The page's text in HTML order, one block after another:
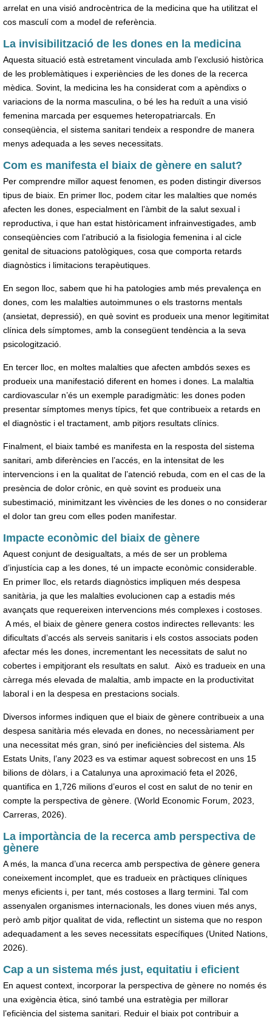
arrelat en una visió androcèntrica de la medicina que ha utilitzat el
cos masculí com a model de referència.
La invisibilització de les dones en la medicina
Aquesta situació està estretament vinculada amb l’exclusió històrica
de les problemàtiques i experiències de les dones de la recerca
mèdica. Sovint, la medicina les ha considerat com a apèndixs o
variacions de la norma masculina, o bé les ha reduït a una visió
femenina marcada per esquemes heteropatriarcals. En
conseqüència, el sistema sanitari tendeix a respondre de manera
menys adequada a les seves necessitats.
Com es manifesta el biaix de gènere en salut?
Per comprendre millor aquest fenomen, es poden distingir diversos
tipus de biaix. En primer lloc, podem citar les malalties que només
afecten les dones, especialment en l’àmbit de la salut sexual i
reproductiva, i que han estat històricament infrainvestigades, amb
conseqüències com l’atribució a la fisiologia femenina i al cicle
genital de situacions patològiques, cosa que comporta retards
diagnòstics i limitacions terapèutiques.
En segon lloc, sabem que hi ha patologies amb més prevalença en
dones, com les malalties autoimmunes o els trastorns mentals
(ansietat, depressió), en què sovint es produeix una menor legitimitat
clínica dels símptomes, amb la consegüent tendència a la seva
psicologització.
En tercer lloc, en moltes malalties que afecten ambdós sexes es
produeix una manifestació diferent en homes i dones. La malaltia
cardiovascular n’és un exemple paradigmàtic: les dones poden
presentar símptomes menys típics, fet que contribueix a retards en
el diagnòstic i el tractament, amb pitjors resultats clínics.
Finalment, el biaix també es manifesta en la resposta del sistema
sanitari, amb diferències en l’accés, en la intensitat de les
intervencions i en la qualitat de l’atenció rebuda, com en el cas de la
presència de dolor crònic, en què sovint es produeix una
subestimació, minimitzant les vivències de les dones o no considerar
el dolor tan greu com elles poden manifestar.
Impacte econòmic del biaix de gènere
Aquest conjunt de desigualtats, a més de ser un problema
d’injustícia cap a les dones, té un impacte econòmic considerable.
En primer lloc, els retards diagnòstics impliquen més despesa
sanitària, ja que les malalties evolucionen cap a estadis més
avançats que requereixen intervencions més complexes i costoses.
A més, el biaix de gènere genera costos indirectes rellevants: les
dificultats d’accés als serveis sanitaris i els costos associats poden
afectar més les dones, incrementant les necessitats de salut no
cobertes i empitjorant els resultats en salut. Això es tradueix en una
càrrega més elevada de malaltia, amb impacte en la productivitat
laboral i en la despesa en prestacions socials.
Diversos informes indiquen que el biaix de gènere contribueix a una
despesa sanitària més elevada en dones, no necessàriament per
una necessitat més gran, sinó per ineficiències del sistema. Als
Estats Units, l’any 2023 es va estimar aquest sobrecost en uns 15
bilions de dòlars, i a Catalunya una aproximació feta el 2026,
quantifica en 1,726 milions d’euros el cost en salut de no tenir en
compte la perspectiva de gènere. (World Economic Forum, 2023,
Carreras, 2026).
La importància de la recerca amb perspectiva de
gènere
A més, la manca d’una recerca amb perspectiva de gènere genera
coneixement incomplet, que es tradueix en pràctiques clíniques
menys eficients i, per tant, més costoses a llarg termini. Tal com
assenyalen organismes internacionals, les dones viuen més anys,
però amb pitjor qualitat de vida, reflectint un sistema que no respon
adequadament a les seves necessitats específiques (United Nations,
2026).
Cap a un sistema més just, equitatiu i eficient
En aquest context, incorporar la perspectiva de gènere no només és
una exigència ètica, sinó també una estratègia per millorar
l’eficiència del sistema sanitari. Reduir el biaix pot contribuir a